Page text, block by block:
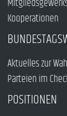
Kooperationen
Aktuelles zur
Parteien im
POSITIONEN